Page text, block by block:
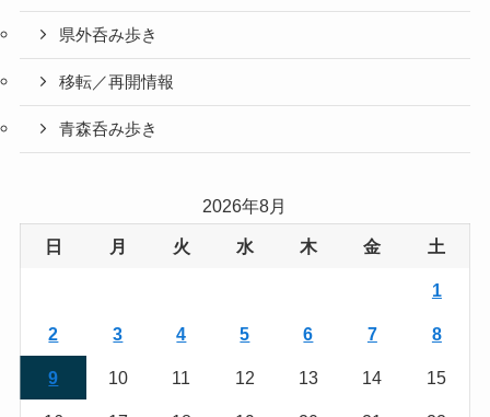
県外呑み歩き
移転／再開情報
青森呑み歩き
2026年8月
日 月 火 水 木 金 土
1
2 3 4 5 6 7 8
9 10 11 12 13 14 15